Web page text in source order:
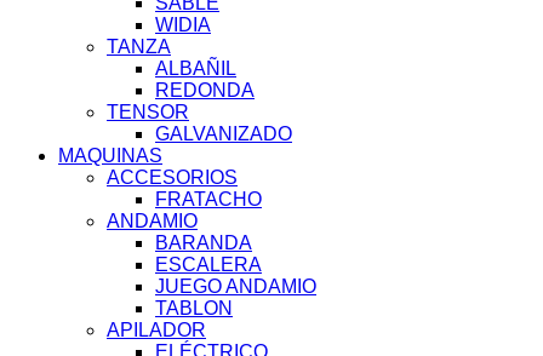
WIDIA
TANZA
ALBAÑIL
REDONDA
TENSOR
GALVANIZADO
MAQUINAS
ACCESORIOS
FRATACHO
ANDAMIO
BARANDA
ESCALERA
JUEGO ANDAMIO
TABLON
APILADOR
ELÉCTRICO